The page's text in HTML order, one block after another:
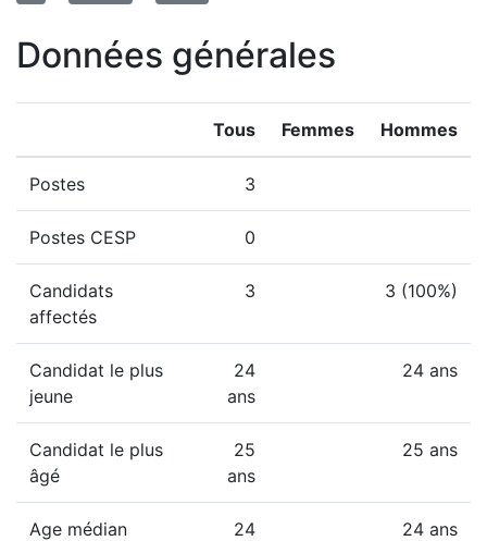
Données générales
Tous Femmes Hommes
Postes 3
Postes CESP 0
Candidats
affectés
3 3 (100%)
Candidat le plus
jeune
24
ans
24 ans
Candidat le plus
âgé
25
ans
25 ans
Age médian
24
24 ans